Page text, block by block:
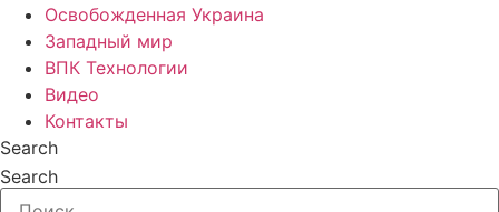
Освобожденная Украина
Западный мир
ВПК Технологии
Видео
Контакты
Search
Search